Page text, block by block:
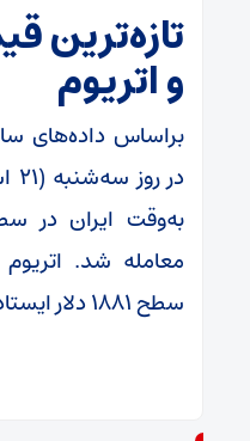
تازه‌ترین
و اتریوم
براساس داده‌های
معامله شد.
سطح ۱۸۸۱ دلار ایستاد.